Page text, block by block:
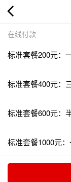
在线付款
标准套餐200元：
标准套餐400元：
标准套餐600元：
标准套餐1000元